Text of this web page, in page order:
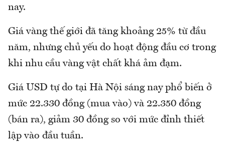
nay.
Giá vàng thế giới đã tăng khoảng 25% từ đầu
năm, nhưng chủ yếu do hoạt động đầu cơ trong
khi nhu cầu vàng vật chất khá ảm đạm.
Giá USD tự do tại Hà Nội sáng nay phổ biến ở
mức 22.330 đồng (mua vào) và 22.350 đồng
(bán ra), giảm 30 đồng so với mức đỉnh thiết
lập vào đầu tuần.